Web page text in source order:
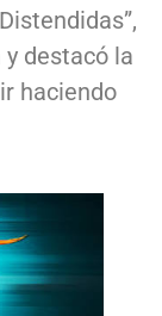
destacó la
haciendo